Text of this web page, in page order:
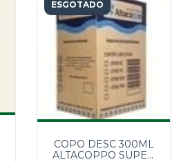
ESGOTADO
COPO DESC 300ML
ALTACOPPO SUPER